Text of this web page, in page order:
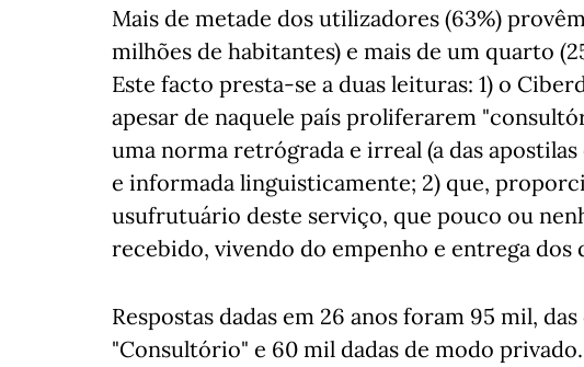
Mais de metade dos utilizadores (63%)
milhões de habitantes) e mais de um quarto
Este facto presta-se a duas leituras: 1) o
apesar de naquele país proliferarem
uma norma retrógrada e irreal (a das
e informada linguisticamente; 2) que,
usufrutuário deste serviço, que pouco ou
recebido, vivendo do empenho e entrega dos
Respostas dadas em 26 anos foram 95 mil,
"Consultório" e 60 mil dadas de modo